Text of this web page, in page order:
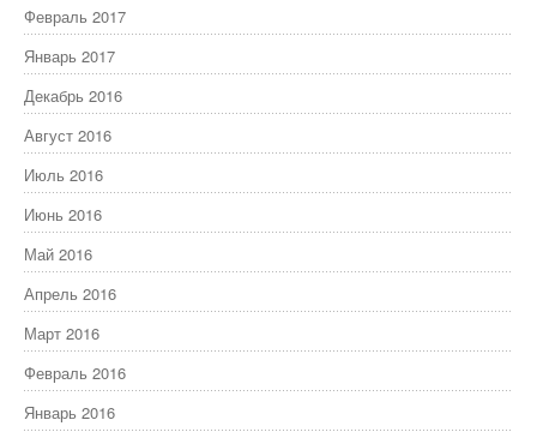
Февраль 2017
Январь 2017
Декабрь 2016
Август 2016
Июль 2016
Июнь 2016
Май 2016
Апрель 2016
Март 2016
Февраль 2016
Январь 2016